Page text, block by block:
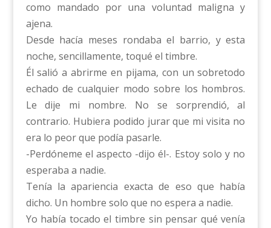
como mandado por una voluntad maligna y
ajena.
Desde hacía meses rondaba el barrio, y esta
noche, sencillamente, toqué el timbre.
Él salió a abrirme en pijama, con un sobretodo
echado de cualquier modo sobre los hombros.
Le dije mi nombre. No se sorprendió, al
contrario. Hubiera podido jurar que mi visita no
era lo peor que podía pasarle.
-Perdóneme el aspecto -dijo él-. Estoy solo y no
esperaba a nadie.
Tenía la apariencia exacta de eso que había
dicho. Un hombre solo que no espera a nadie.
Yo había tocado el timbre sin pensar qué venía